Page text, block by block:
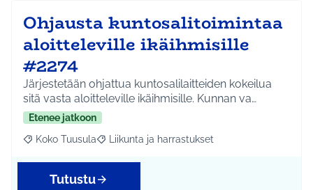
Ohjausta kuntosalitoimintaa
aloitteleville ikäihmisille
#2274
Järjestetään ohjattua kuntosalilaitteiden kokeilua
sitä vasta aloitteleville ikäihmisille. Kunnan va…
Etenee jatkoon
Rajaa tulokset aihepiirin mukaan: Koko Tuusula
Koko Tuusula Rajaa tulokset teeman mukaan: Liikunta ja
Liikunta ja harrastukset
Tutustu